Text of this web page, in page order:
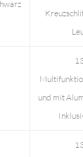
und mit